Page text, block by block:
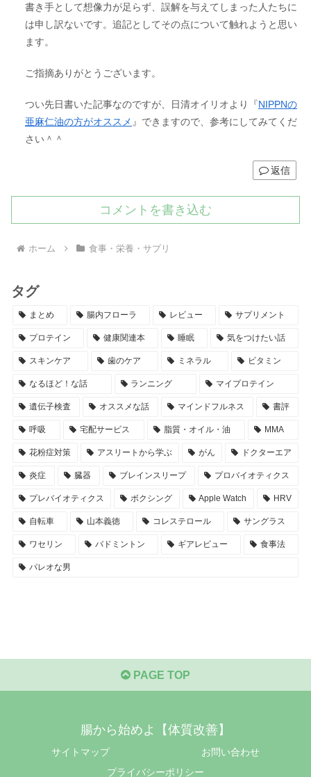
書き手として想像力が足らず、誤解を与えてしまった人たちに
は申し訳ないです。追記としてその点について触れようと思い
ます。
ご指摘ありがとうございます。
つい先日書いた記事なのですが、日清オイリオより『NIPPNの
亜麻仁油の方がオススメ 』できますので、参考にしてみてくだ
さい＾＾
返信
コメントを書き込む
ホーム 食事・栄養・サプリ
タグ
まとめ 腸内フローラ レビュー サプリメント
プロテイン 健康関連本 睡眠 気をつけたい話
スキンケア 歯のケア ミネラル ビタミン
なるほど！な話 ランニング マイプロテイン
遺伝子検査 オススメな話 マインドフルネス 書評
呼吸 宅配サービス 脂質・オイル・油 MMA
花粉症対策 アスリートから学ぶ がん ドクターエア
炎症 臓器 ブレインスリープ プロバイオティクス
プレバイオティクス ボクシング Apple Watch HRV
自転車 山本義徳 コレステロール サングラス
ワセリン バドミントン ギアレビュー 食事法
パレオな男
PAGE TOP
腸から始めよ【体質改善】
サイトマップ
お問い合わせ
プライバシーポリシー